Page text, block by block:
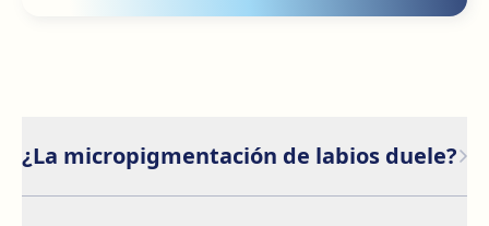
¿La micropigmentación de labios duele?